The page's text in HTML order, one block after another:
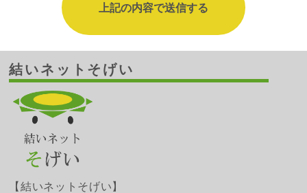
結いネットそげい
【結いネットそげい】